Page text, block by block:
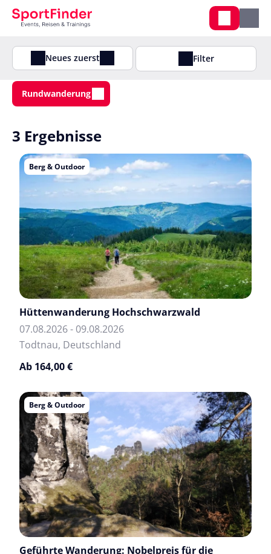
Neues zuerst Filter
Rundwanderung
3 Ergebnisse
Berg & Outdoor
Hüttenwanderung Hochschwarzwald
07.08.2026 - 09.08.2026
Todtnau, Deutschland
Ab 164,00 €
Berg & Outdoor
Geführte Wanderung: Nobelpreis für die